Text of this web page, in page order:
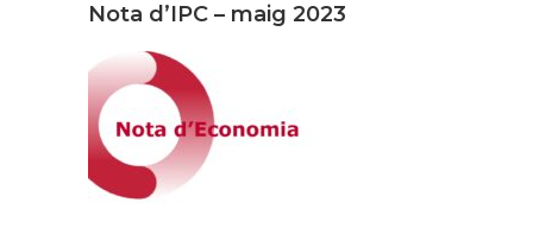
Nota d’IPC – maig 2023